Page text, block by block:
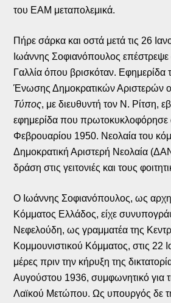
του ΕΑΜ μεταπολεμικά.
Πήρε σάρκα και οστά μετά τις 26
Ιωάννης Σοφιανόπουλος
Γαλλία όπου βρισκόταν. Εφημερίδα
Ένωσης Δημοκρατικών Αριστερών
Τύπος, με διευθυντή τον Ν. Ρίτση,
εφημερίδα που πρωτοκυκλοφόρησε
Φεβρουαρίου 1950. Νεολαία του
Δημοκρατική Αριστερή Νεολαία
δράση στις γειτονιές και τους
Ο Ιωάννης Σοφιανόπουλος, ως
Κόμματος Ελλάδος, είχε
Νεφελούδη, ως γραμματέα της
Κομμουνιστικού Κόμματος, στις 22
μέρες πριν την κήρυξη της
Αυγούστου 1936, συμφωνητικό για
Λαϊκού Μετώπου. Ως υπουργός δε